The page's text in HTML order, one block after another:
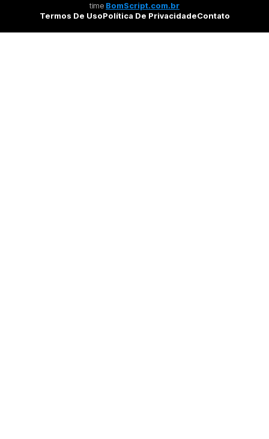
time BomScript.com.br
Termos De UsoPolítica De PrivacidadeContato